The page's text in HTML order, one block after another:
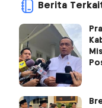
Berita